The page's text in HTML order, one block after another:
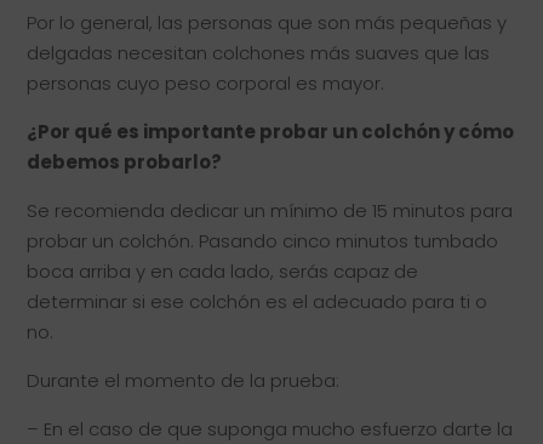
Por lo general, las personas que son más pequeñas y
delgadas necesitan colchones más suaves que las
personas cuyo peso corporal es mayor.
¿Por qué es importante probar un colchón y cómo
debemos probarlo?
Se recomienda dedicar un mínimo de 15 minutos para
probar un colchón. Pasando cinco minutos tumbado
boca arriba y en cada lado, serás capaz de
determinar si ese colchón es el adecuado para ti o
no.
Durante el momento de la prueba:⠀⠀⠀
– En el caso de que suponga mucho esfuerzo darte la